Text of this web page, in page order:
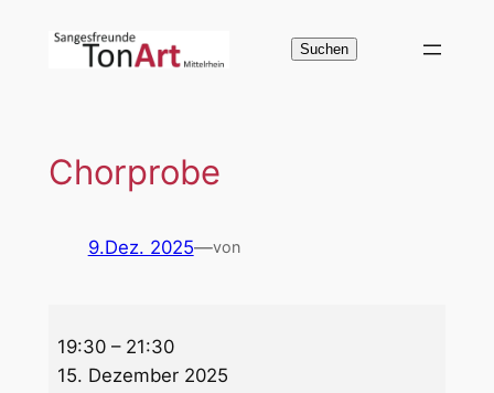
Suchen
Suchen
Chorprobe
9.Dez. 2025—von
19:30 – 21:30
15. Dezember 2025